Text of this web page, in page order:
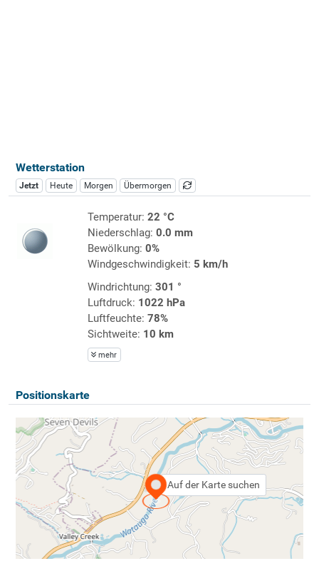
Wetterstation
Jetzt Heute Morgen Übermorgen
Temperatur: 22 °C
Niederschlag: 0.0 mm
Bewölkung: 0%
Windgeschwindigkeit: 5 km/h
Windrichtung: 301 °
Luftdruck: 1022 hPa
Luftfeuchte: 78%
Sichtweite: 10 km
mehr
Positionskarte
Auf der Karte suchen